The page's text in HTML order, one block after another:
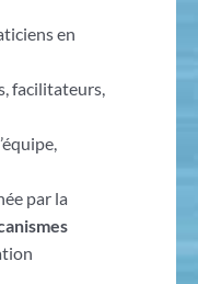
en
facilitateurs,
par la